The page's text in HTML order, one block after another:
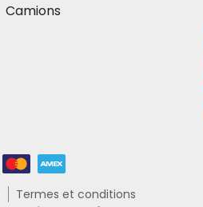
Camions
Termes et conditions